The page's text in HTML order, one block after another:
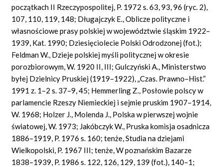
początkach II Rzeczypospolitej, P. 1972 s. 63, 93, 96 (ryc. 2),
107, 110, 119, 148; Długajczyk E., Oblicze polityczne i
własnościowe prasy polskiej w województwie śląskim 1922–
1939, Kat. 1990; Dziesięciolecie Polski Odrodzonej (fot.);
Feldman W., Dzieje polskiej myśli politycznej w okresie
porozbiorowym, W. 1920 II, III; Gulczyński A., Ministerstwo
byłej Dzielnicy Pruskiej (1919–1922), „Czas. Prawno–Hist.”
1991 z. 1–2 s. 37–9, 45; Hemmerling Z., Posłowie polscy w
parlamencie Rzeszy Niemieckiej i sejmie pruskim 1907–1914,
W. 1968; Holzer J., Molenda J., Polska w pierwszej wojnie
światowej, W. 1973; Jakóbczyk W., Pruska komisja osadnicza
1886–1919, P. 1976 s. 160; tenże, Studia na dziejami
Wielkopolski, P. 1967 III; tenże, W poznańskim Bazarze
1838–1939, P. 1986 s. 122, 126, 129, 139 (fot.), 140–1;